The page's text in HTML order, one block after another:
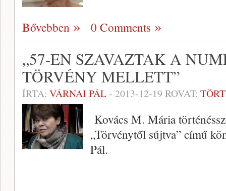
Bővebben 0 Comments
„57-EN SZAVAZTAK A
TÖRVÉNY MELLETT”
ÍRTA: VÁRNAI PÁL- 2013-12-19 ROVAT:
Kovács M. Mária
„Törvénytől sújtva” című
Pál.